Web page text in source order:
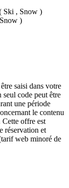
Ski , Snow )
)
saisi dans votre
code peut être
une période
le contenu
offre est
réservation et
web minoré de